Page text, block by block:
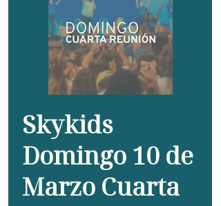
Skykids
Domingo 10 de
Marzo Cuarta